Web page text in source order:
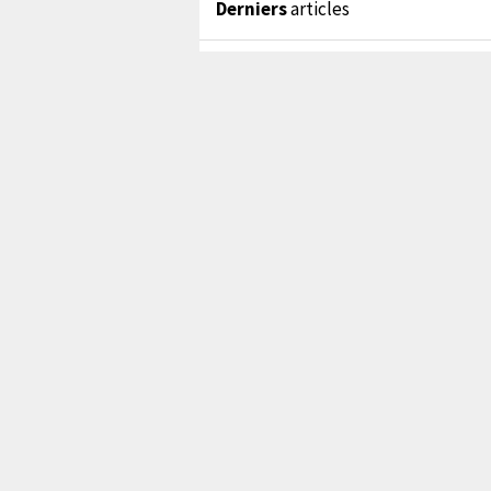
Derniersarticles